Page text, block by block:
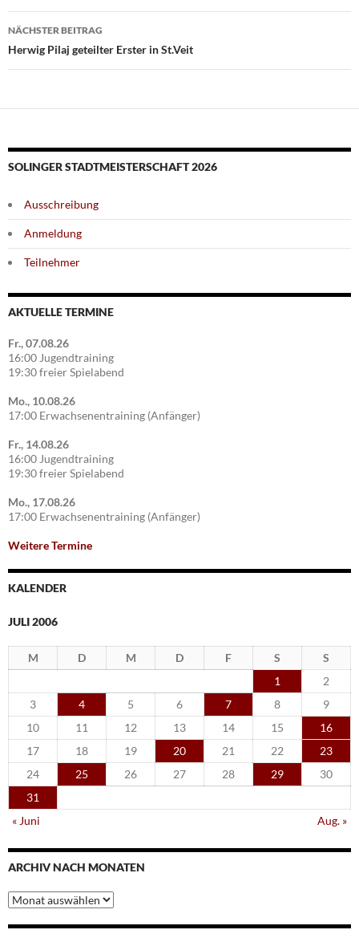
NÄCHSTER BEITRAG
Herwig Pilaj geteilter Erster in St.Veit
SOLINGER STADTMEISTERSCHAFT 2026
Ausschreibung
Anmeldung
Teilnehmer
AKTUELLE TERMINE
Fr., 07.08.26
16:00 Jugendtraining
19:30 freier Spielabend
Mo., 10.08.26
17:00 Erwachsenentraining (Anfänger)
Fr., 14.08.26
16:00 Jugendtraining
19:30 freier Spielabend
Mo., 17.08.26
17:00 Erwachsenentraining (Anfänger)
Weitere Termine
KALENDER
JULI 2006
M D M D F S
S
1
2
3
4 5 6 7 8
9
10
11 12 13 14 15
16
17
18 19 20 21 22
23
24
25 26 27 28 29
30
31
« Juni
Aug. »
ARCHIV NACH MONATEN
Archiv
nach
Monaten